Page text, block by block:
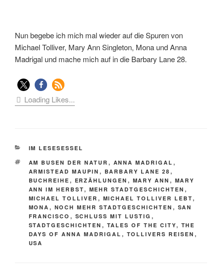
Nun begebe ich mich mal wieder auf die Spuren von
Michael Tolliver, Mary Ann Singleton, Mona und Anna
Madrigal und mache mich auf in die Barbary Lane 28.
Loading Likes...
KATEGORIEN
IM LESESESSEL
SCHLAGWÖRTER
AM BUSEN DER NATUR , ANNA MADRIGAL ,
ARMISTEAD MAUPIN , BARBARY LANE 28 ,
BUCHREIHE , ERZÄHLUNGEN , MARY ANN , MARY
ANN IM HERBST, MEHR STADTGESCHICHTEN ,
MICHAEL TOLLIVER , MICHAEL TOLLIVER LEBT,
MONA , NOCH MEHR STADTGESCHICHTEN , SAN
FRANCISCO , SCHLUSS MIT LUSTIG ,
STADTGESCHICHTEN , TALES OF THE CITY, THE
DAYS OF ANNA MADRIGAL , TOLLIVERS REISEN ,
USA